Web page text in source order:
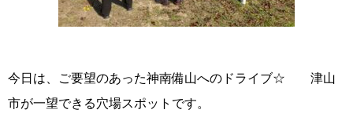
今日は、ご要望のあった神南備山へのドライブ☆ 津山
市が一望できる穴場スポットです。